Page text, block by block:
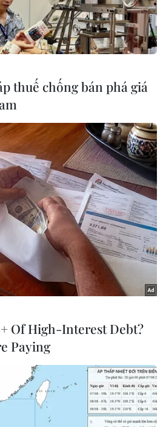
dã chiến số 1, đảm bảo
không tự ý rời bệnh viện
khu vực trong, ngoài bệnh
Ủy ban Nhân dân thành phố
ngành y tế trong việc thiết
quả Bệnh viện dã chiến
thuế chống bán phá giá
Of High-Interest Debt?
Paying